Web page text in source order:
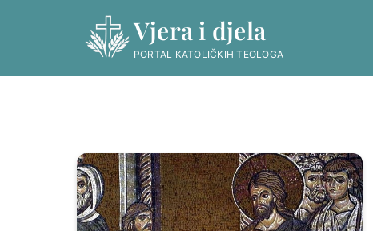
Vjera i djela
PORTAL KATOLIČKIH TEOLOGA